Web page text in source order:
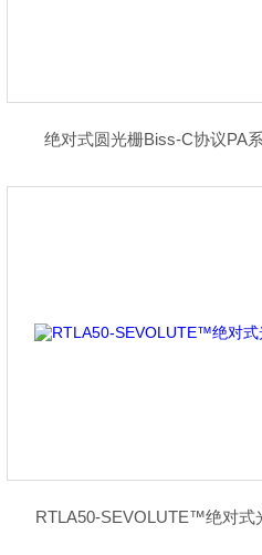
绝对式圆光栅Biss-C协议PA
RTLA50-SEVOLUTE™绝对式